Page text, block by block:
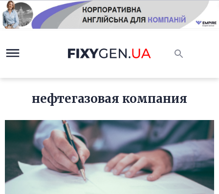
нефтегазовая компания